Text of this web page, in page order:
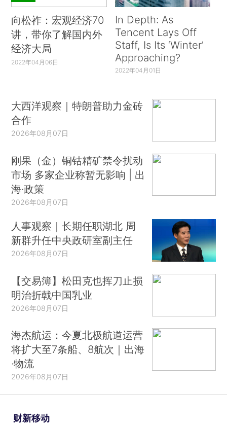
向松祚：宏观经济70
讲，带你了解国内外
经济大局
2022年04月06日
In Depth: As
Tencent Lays Off
Staff, Is Its ‘Winter’
Approaching?
2022年04月01日
大西洋观察｜特朗普助力金砖
合作
2026年08月07日
刚果（金）铜钴精矿禁令扰动
市场 多家企业称暂无影响 | 出
海·政策
2026年08月07日
人事观察｜长期任职湖北 周
新群升任中央政研室副主任
2026年08月07日
【交易簿】松田克也挥刀止损
明治折戟中国乳业
2026年08月07日
海杰航运：今夏北极航道运营
将扩大至7条船、8航次｜出海
·物流
2026年08月07日
财新移动